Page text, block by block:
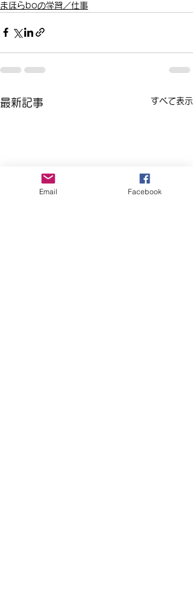
まほらboの学習／仕事
最新記事 すべて表示
Email Facebook